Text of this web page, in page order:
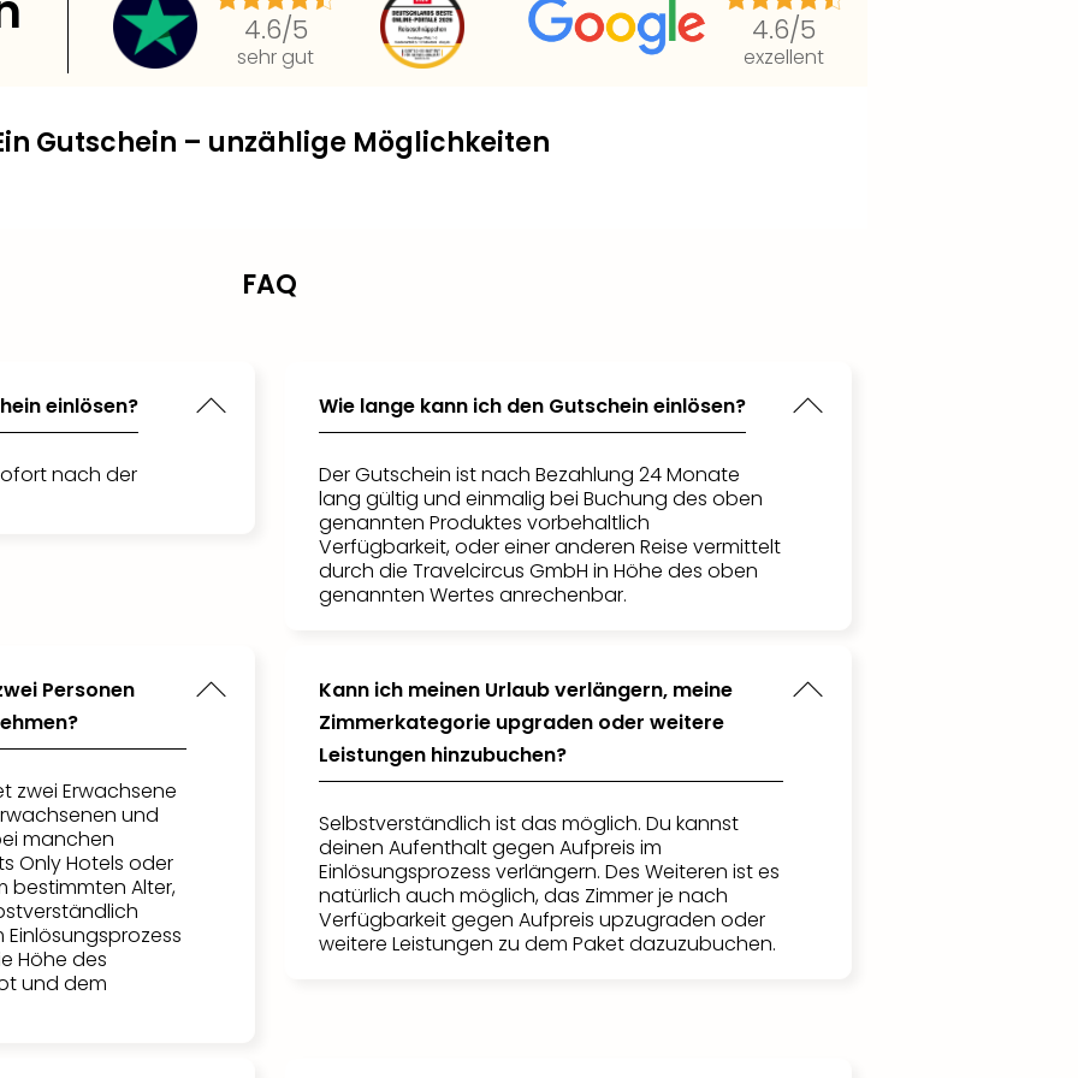
4.6/5
sehr gut
4.6/5
exzellent
Gutschein – unzählige Möglichkeiten
FAQ
einlösen?
nach der
Wie lange kann ich den Gutschein einlösen?
Der Gutschein ist nach Bezahlung 24 Monate
lang gültig und einmalig bei Buchung des oben
genannten Produktes vorbehaltlich
Verfügbarkeit, oder einer anderen Reise vermittelt
durch die Travelcircus GmbH in Höhe des oben
genannten Wertes anrechenbar.
Personen
zwei Erwachsene
und
manchen
Only Hotels oder
bestimmten Alter,
Höhe des
und dem
Kann ich meinen Urlaub verlängern, meine
Zimmerkategorie upgraden oder weitere
Leistungen hinzubuchen?
Selbstverständlich ist das möglich. Du kannst
deinen Aufenthalt gegen Aufpreis im
Einlösungsprozess verlängern. Des Weiteren ist es
natürlich auch möglich, das Zimmer je nach
Verfügbarkeit gegen Aufpreis upzugraden oder
weitere Leistungen zu dem Paket dazuzubuchen.